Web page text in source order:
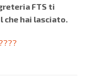
FTS ti
hai lasciato.